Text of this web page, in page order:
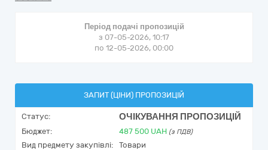
Період подачі пропозицій
з 07-05-2026, 10:17
по 12-05-2026, 00:00
ЗАПИТ (ЦІНИ) ПРОПОЗИЦІЙ
Статус: ОЧІКУВАННЯ ПРОПОЗИЦІЙ
Бюджет: 487 500 UAH (з ПДВ)
Вид предмету закупівлі:
Товари